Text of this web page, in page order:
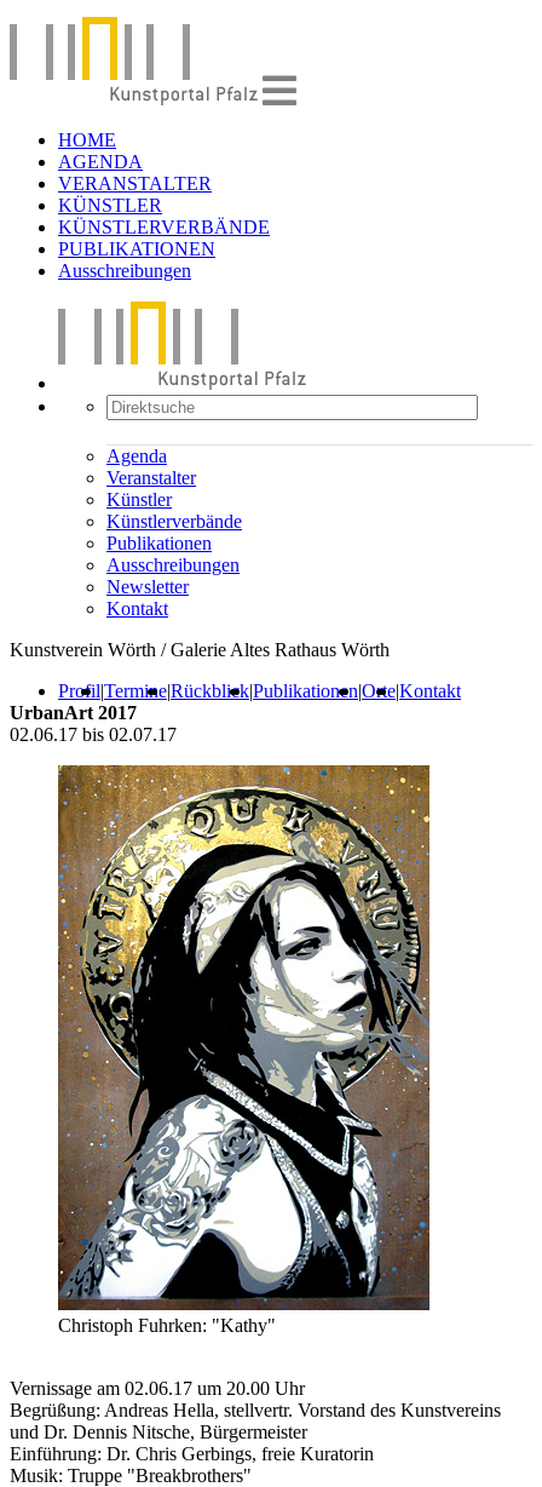
HOME
AGENDA
VERANSTALTER
KÜNSTLER
KÜNSTLERVERBÄNDE
PUBLIKATIONEN
Ausschreibungen
Agenda
Veranstalter
Künstler
Künstlerverbände
Publikationen
Ausschreibungen
Newsletter
Kontakt
Kunstverein Wörth / Galerie Altes Rathaus Wörth
Profil|Termine|Rückblick|Publikationen|Orte|Kontakt
UrbanArt 2017
02.06.17 bis 02.07.17
Christoph Fuhrken: "Kathy"
Vernissage am 02.06.17 um 20.00 Uhr
Begrüßung: Andreas Hella, stellvertr. Vorstand des Kunstvereins
und Dr. Dennis Nitsche, Bürgermeister
Einführung: Dr. Chris Gerbings, freie Kuratorin
Musik: Truppe "Breakbrothers"